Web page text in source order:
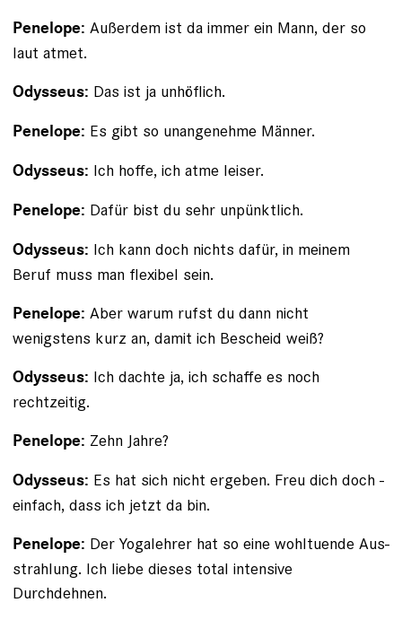
Penelope: Außerdem ist da immer ein Mann, der so
laut atmet.
Odysseus: Das ist ja unhöflich.
Penelope: Es gibt so un­angenehme Männer.
Odysseus: Ich hoffe, ich atme leiser.
Penelope: Dafür bist du sehr unpünktlich.
Odysseus: Ich kann doch nichts dafür, in meinem
Beruf muss man flexibel sein.
Penelope: Aber warum rufst du dann nicht
wenigstens kurz an, damit ich Bescheid weiß?
Odysseus: Ich dachte ja, ich schaffe es noch
rechtzeitig.
Penelope: Zehn Jahre?
Odysseus: Es hat sich nicht ­ergeben. Freu dich doch ­
einfach, dass ich jetzt da bin.
Penelope: Der Yogalehrer hat so eine wohltuende Aus­
strahlung. Ich liebe dieses total intensive
Durchdehnen.